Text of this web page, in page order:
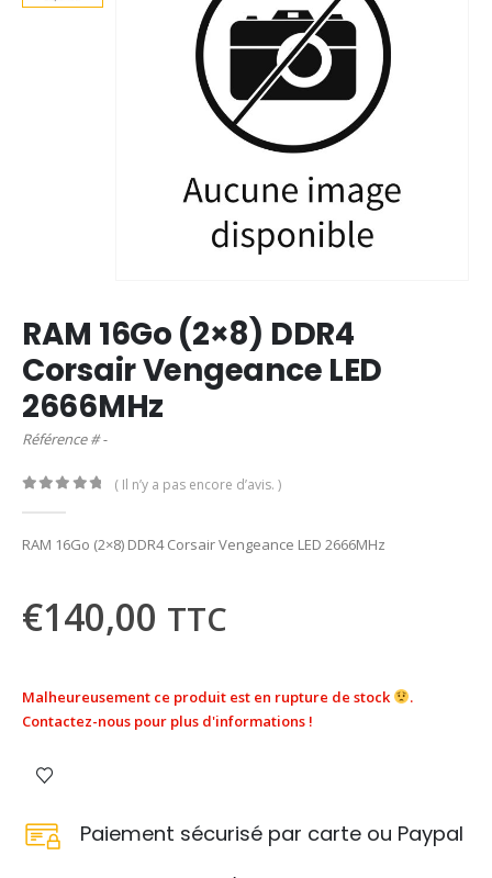
RAM 16Go (2×8) DDR4
Corsair Vengeance LED
2666MHz
Référence # -
( Il n’y a pas encore d’avis. )
RAM 16Go (2×8) DDR4 Corsair Vengeance LED 2666MHz
€140,00 TTC
Malheureusement ce produit est en rupture de stock
.
Contactez-nous pour plus d'informations !
Paiement sécurisé par carte ou Paypal